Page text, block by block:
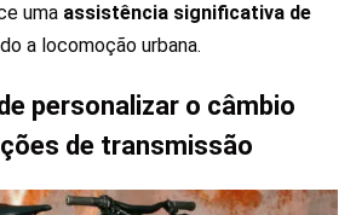
uma assistência significativa de
a locomoção urbana.
personalizar o câmbio
de transmissão